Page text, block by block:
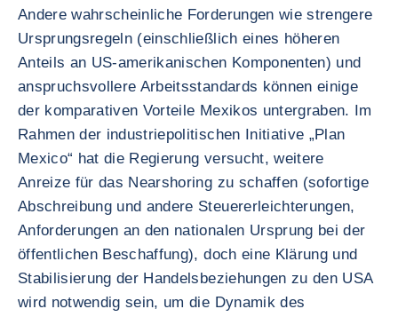
Andere wahrscheinliche Forderungen wie strengere
Ursprungsregeln (einschließlich eines höheren
Anteils an US-amerikanischen Komponenten) und
anspruchsvollere Arbeitsstandards können einige
der komparativen Vorteile Mexikos untergraben. Im
Rahmen der industriepolitischen Initiative „Plan
Mexico“ hat die Regierung versucht, weitere
Anreize für das Nearshoring zu schaffen (sofortige
Abschreibung und andere Steuererleichterungen,
Anforderungen an den nationalen Ursprung bei der
öffentlichen Beschaffung), doch eine Klärung und
Stabilisierung der Handelsbeziehungen zu den USA
wird notwendig sein, um die Dynamik des